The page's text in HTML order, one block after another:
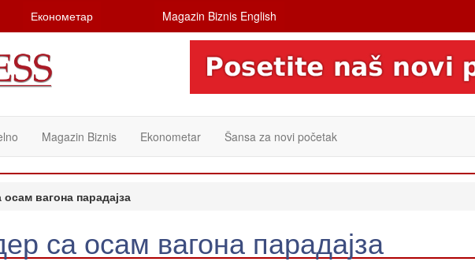
Економетар Magazin Biznis English
Magazin Biznis Ekonometar Šansa za novi početak
вагона парадајза
са осам вагона парадајза